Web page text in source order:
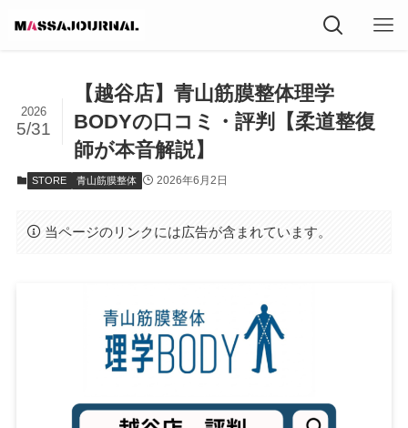
【越谷店】青山筋膜整体理学
BODYの口コミ・評判【柔道整復
師が本音解説】
2026
5/31
STORE 青山筋膜整体 2026年6月2日
当ページのリンクには広告が含まれています。